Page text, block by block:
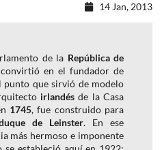
14 Jan, 2013
de la República de
en el fundador de
punto que sirvió de modelo
irlandés de la Casa
1745, fue construido para
de Leinster.
En ese
más hermoso e imponente